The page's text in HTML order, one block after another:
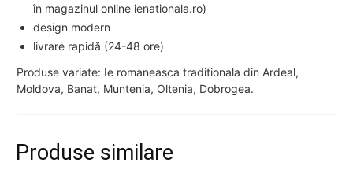
în magazinul online ienationala.ro)
design modern
livrare rapidă (24-48 ore)
Produse variate: Ie romaneasca traditionala din Ardeal,
Moldova, Banat, Muntenia, Oltenia, Dobrogea.
Produse similare